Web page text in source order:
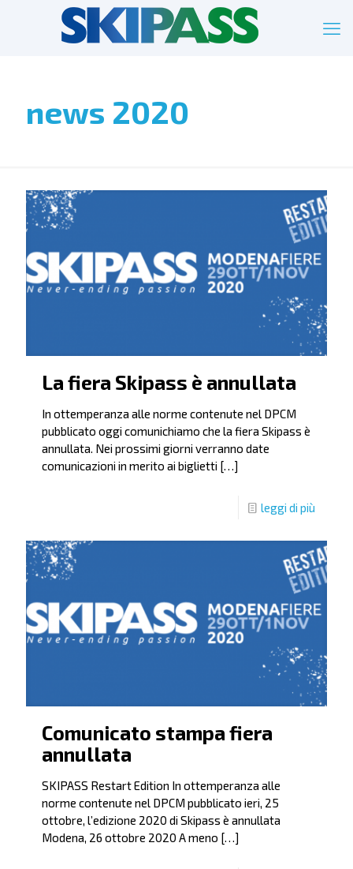
news 2020
La fiera Skipass è annullata
In ottemperanza alle norme contenute nel DPCM
pubblicato oggi comunichiamo che la fiera Skipass è
annullata. Nei prossimi giorni verranno date
comunicazioni in merito ai biglietti […]
leggi di più
Comunicato stampa fiera
annullata
SKIPASS Restart Edition In ottemperanza alle
norme contenute nel DPCM pubblicato ieri, 25
ottobre, l’edizione 2020 di Skipass è annullata
Modena, 26 ottobre 2020 A meno […]